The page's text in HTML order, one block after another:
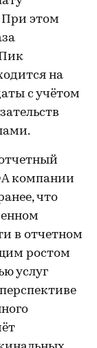
При этом
на
с учётом
компании
что
в отчетном
ростом
услуг